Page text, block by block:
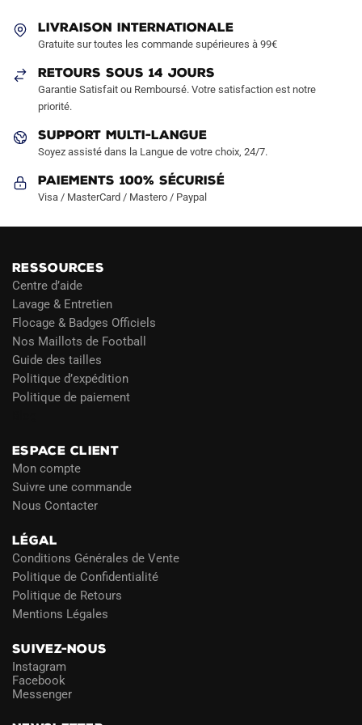
être
choisies
sur
page
produit
la
LIVRAISON INTERNATIONALE
Gratuite sur toutes les commande supérieures à 99€
RETOURS SOUS 14 JOURS
Garantie Satisfait ou Remboursé. Votre satisfaction est notre
priorité.
SUPPORT MULTI-LANGUE
Soyez assisté dans la Langue de votre choix, 24/7.
Paiements 100% Sécurisé
Visa / MasterCard / Mastero / Paypal
RESSOURCES
Centre d’aide
Lavage & Entretien
Flocage & Badges Officiels
Nos Maillots de Football
Guide des tailles
Politique d’expédition
Politique de paiement
ESPACE CLIENT
Mon compte
Suivre une commande
Nous Contacter
LÉGAL
Conditions Générales de Vente
Politique de Confidentialité
Politique de Retours
Mentions Légales
SUIVEZ-NOUS
Instagram
Facebook
Messenger